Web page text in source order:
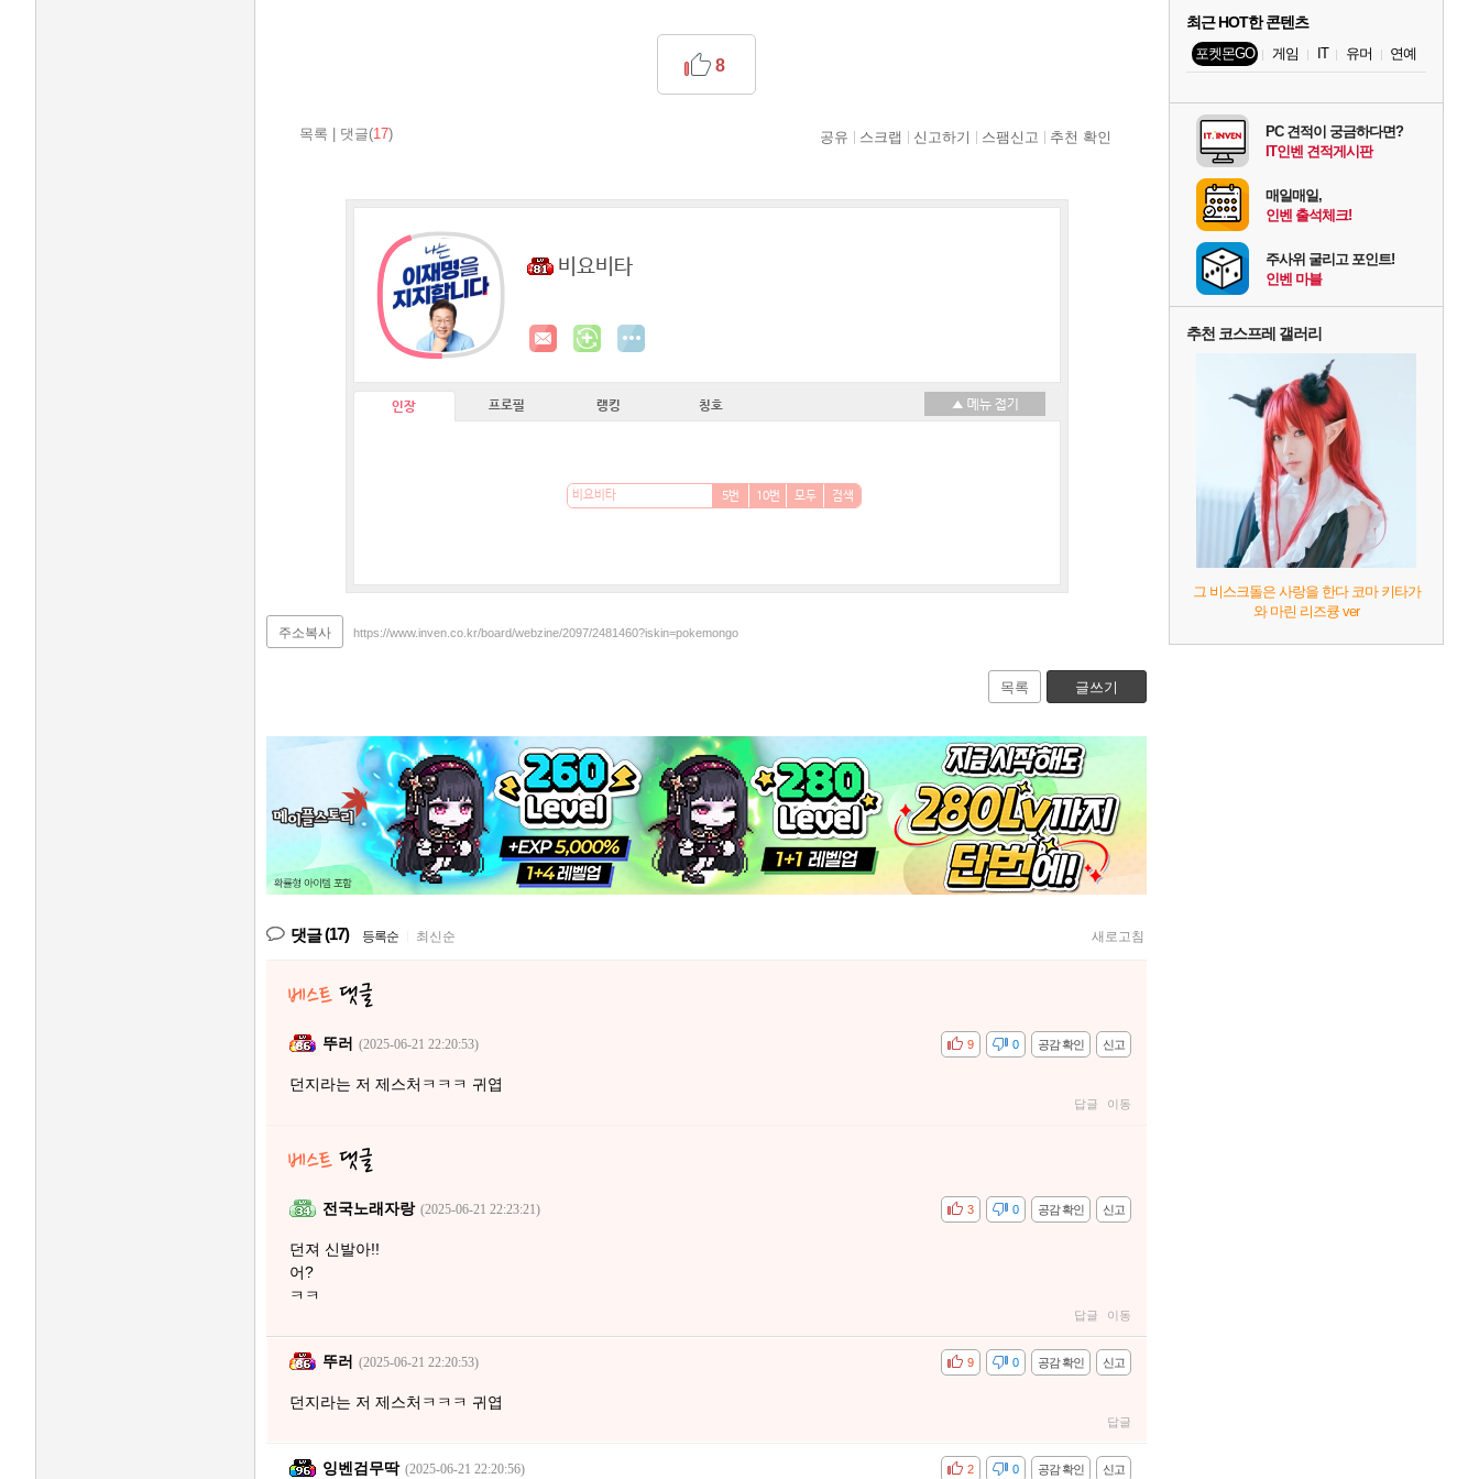
목록 댓글(17)
8
공유 스크랩 신고하기 스팸신고 추천 확인
비요비타
인장 프로필 랭킹 칭호
5번 10번 모두 검색
주소복사 https://www.inven.co.kr/board/webzine/2097/2481460?iskin=pokemongo
목록 글쓰기
댓글(17) 등록순 최신순 새로고침
뚜러 (2025-06-21 22:20:53) 신고
공감 확인
비공감 0
9
던지라는 저 제스처ㅋㅋㅋ 귀엽
답글 이동
전국노래자랑 (2025-06-21 22:23:21) 신고
공감 확인
비공감 0
3
던져 신발아!!
어?
ㅋㅋ
답글 이동
뚜러 (2025-06-21 22:20:53) 신고
공감 확인
비공감 0
9
던지라는 저 제스처ㅋㅋㅋ 귀엽
답글
잉벤검무딱 (2025-06-21 22:20:56) 신고
공감 확인
비공감 0
2
최근 HOT한 콘텐츠
포켓몬GO 게임 IT 유머 연예
PC 견적이 궁금하다면?
IT인벤 견적게시판
매일매일,
인벤 출석체크!
주사위 굴리고 포인트!
인벤 마블
추천 코스프레 갤러리
그 비스크돌은 사랑을 한다 코마 키타가
와 마린 리즈큥 ver